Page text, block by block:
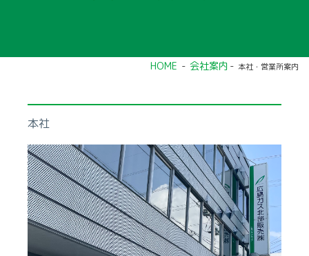
HOME 会社案内 本社・営業所案内
本社